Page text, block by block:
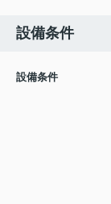
設備条件
設備条件